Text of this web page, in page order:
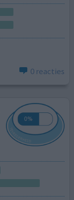
0 reacties